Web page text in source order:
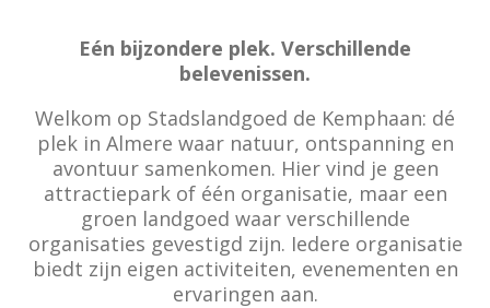
Eén bijzondere plek. Verschillende
belevenissen.
Welkom op Stadslandgoed de Kemphaan: dé
plek in Almere waar natuur, ontspanning en
avontuur samenkomen. Hier vind je geen
attractiepark of één organisatie, maar een
groen landgoed waar verschillende
organisaties gevestigd zijn. Iedere organisatie
biedt zijn eigen activiteiten, evenementen en
ervaringen aan.